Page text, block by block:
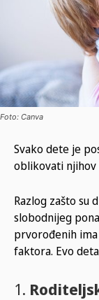
Foto: Canva
Svako dete je
oblikovati njihov
Razlog zašto su
slobodnijeg
prvorođenih
faktora. Evo
1.